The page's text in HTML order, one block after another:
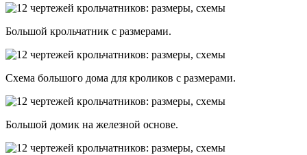
Большой крольчатник с размерами.
Схема большого дома для кроликов с размерами.
Большой домик на железной основе.